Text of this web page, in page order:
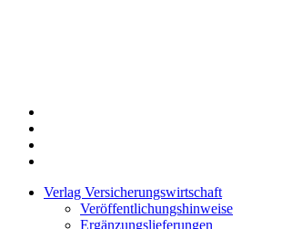
Verlag Versicherungswirtschaft
Veröffentlichungshinweise
Ergänzungslieferungen